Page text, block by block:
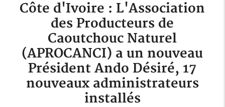
Côte d'Ivoire : L'Association
des Producteurs de
Caoutchouc Naturel
(APROCANCI) a un nouveau
Président Ando Désiré, 17
nouveaux administrateurs
installés